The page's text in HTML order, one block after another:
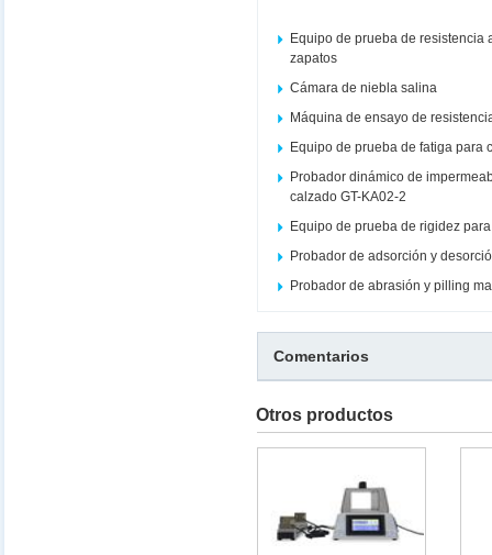
Equipo de prueba de resistencia
zapatos
Cámara de niebla salina
Máquina de ensayo de
Equipo de prueba de fatiga para
Probador dinámico de
calzado GT-KA02-2
Equipo de prueba de rigidez
Probador de adsorción y
Probador de abrasión y pilling
Comentarios
Otros productos